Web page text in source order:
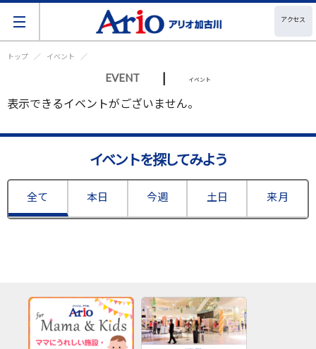
アクセス
トップ イベント
EVENT | イベント
表示できるイベントがございません。
イベントを探してみよう
全て 本日 今週 土日 来月